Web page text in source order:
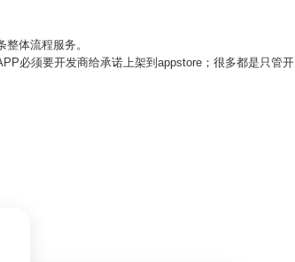
体流程服务。
必须要开发商给承诺上架到appstore；很多都是只管开